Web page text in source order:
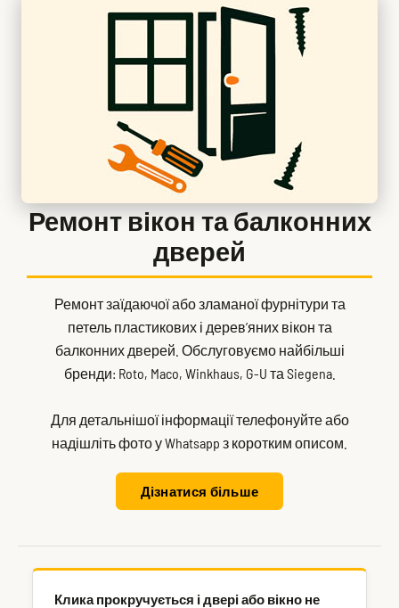
Ремонт вікон та балконних
дверей
Ремонт заїдаючої або зламаної фурнітури та
петель пластикових і дерев’яних вікон та
балконних дверей. Обслуговуємо найбільші
бренди: Roto, Maco, Winkhaus, G-U та Siegena.
Для детальнішої інформації телефонуйте або
надішліть фото у Whatsapp з коротким описом.
Дізнатися більше
Клика прокручується і двері або вікно не